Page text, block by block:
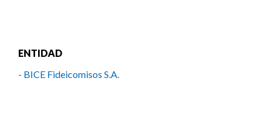
ENTIDAD
- BICE Fideicomisos S.A.